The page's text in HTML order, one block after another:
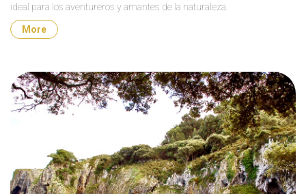
ideal para los aventureros y amantes de la naturaleza.
More